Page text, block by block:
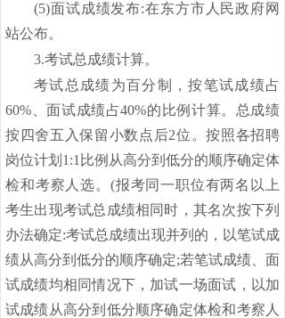
(5)面试成绩发布:在东方市人民政府网
站公布。
3.考试总成绩计算。
考试总成绩为百分制，按笔试成绩占
60%、面试成绩占40%的比例计算。总成绩
按四舍五入保留小数点后2位。按照各招聘
岗位计划1:1比例从高分到低分的顺序确定体
检和考察人选。(报考同一职位有两名以上
考生出现考试总成绩相同时，其名次按下列
办法确定:考试总成绩出现并列的，以笔试成
绩从高分到低分的顺序确定;若笔试成绩、面
试成绩均相同情况下，加试一场面试，以加
试成绩从高分到低分顺序确定体检和考察人